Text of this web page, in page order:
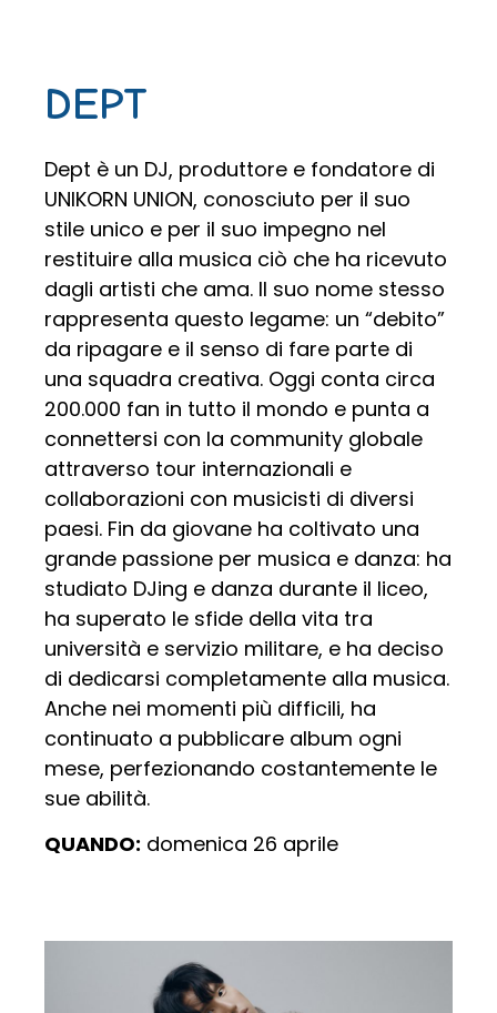
DEPT
Dept è un DJ, produttore e fondatore di
UNIKORN UNION, conosciuto per il suo
stile unico e per il suo impegno nel
restituire alla musica ciò che ha ricevuto
dagli artisti che ama. Il suo nome stesso
rappresenta questo legame: un “debito”
da ripagare e il senso di fare parte di
una squadra creativa. Oggi conta circa
200.000 fan in tutto il mondo e punta a
connettersi con la community globale
attraverso tour internazionali e
collaborazioni con musicisti di diversi
paesi. Fin da giovane ha coltivato una
grande passione per musica e danza: ha
studiato DJing e danza durante il liceo,
ha superato le sfide della vita tra
università e servizio militare, e ha deciso
di dedicarsi completamente alla musica.
Anche nei momenti più difficili, ha
continuato a pubblicare album ogni
mese, perfezionando costantemente le
sue abilità.
QUANDO: domenica 26 aprile